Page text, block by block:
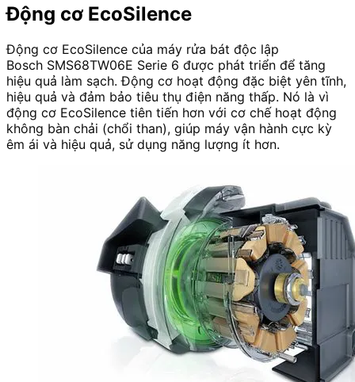
Động cơ EcoSilence
Động cơ EcoSilence của máy rửa bát độc lập
Bosch SMS68TW06E Serie 6 được phát triển để tăng
hiệu quả làm sạch. Động cơ hoạt động đặc biệt yên tĩnh,
hiệu quả và đảm bảo tiêu thụ điện năng thấp. Nó là vì
động cơ EcoSilence tiên tiến hơn với cơ chế hoạt động
không bàn chải (chổi than), giúp máy vận hành cực kỳ
êm ái và hiệu quả, sử dụng năng lượng ít hơn.